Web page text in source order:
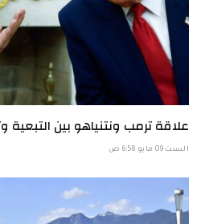
علاقة ترمب ونتنياهو بين التبعية
السبت 09 مايو 6:58 ص